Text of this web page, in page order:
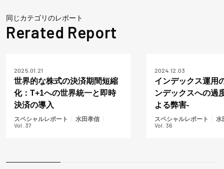
同じカテゴリのレポート
2025.01.21
世界的な株式の決済期間短縮
化：T+1への世界統一と即時
決済の導入
スペシャルレポート
水田孝信
Vol. 37
2024.12.03
インデックス運用
ンデックスへの過
よる弊害-
スペシャルレポート
水
Vol. 36